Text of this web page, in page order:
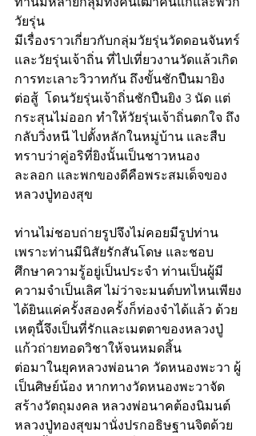
วัยรุ่น
มีเรื่องราวเกี่ยวกับกลุ่มวัยรุ่นวัดดอนจันทร์
และวัยรุ่นเจ้าถิ่น ที่ไปเที่ยวงานวัดแล้วเกิด
การทะเลาะวิวาทกัน ถึงขั้นชักปืนมายิง
ต่อสู้  โดนวัยรุ่นเจ้าถิ่นชักปืนยิง 3 นัด แต่
กระสุนไม่ออก ทำให้วัยรุ่นเจ้าถิ่นตกใจ ถึง
กลับวิ่งหนี ไปตั้งหลักในหมู่บ้าน และสืบ
ทราบว่าคู่อริที่ยิงนั้นเป็นชาวหนอง
ละลอก และพกของดีคือพระสมเด็จของ
หลวงปู่ทองสุข
ท่านไม่ชอบถ่ายรูปจึงไม่คอยมีรูปท่าน
เพราะท่านมีนิสัยรักสันโดษ และชอบ
ศึกษาความรู้อยู่เป็นประจำ ท่านเป็นผู้มี
ความจำเป็นเลิศ ไม่ว่าจะมนต์บทไหนเพียง
ได้ยินแค่ครั้งสองครั้งก็ท่องจำได้แล้ว ด้วย
เหตุนี้จึงเป็นที่รักและเมตตาของหลวงปู่
แก้วถ่ายทอดวิชาให้จนหมดสิ้น
ต่อมาในยุคหลวงพ่อนาค วัดหนองพะวา ผู้
เป็นศิษย์น้อง หากทางวัดหนองพะวาจัด
สร้างวัตถุมงคล หลวงพ่อนาคต้องนิมนต์
หลวงปู่ทองสุขมานั่งปรกอธิษฐานจิตด้วย